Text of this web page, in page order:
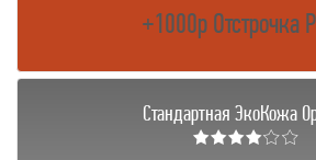
+1000р Отстрочка
Стандартная ЭкоКожа
★★★★☆☆